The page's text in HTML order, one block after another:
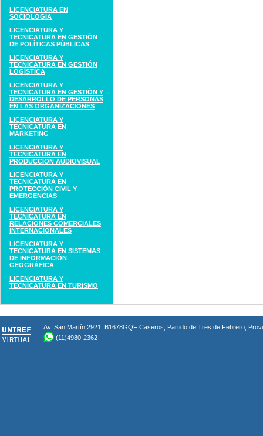
LICENCIATURA EN
SOCIOLOGÍA
LICENCIATURA Y
TECNICATURA EN GESTIÓN
DE POLÍTICAS PÚBLICAS
LICENCIATURA Y
TECNICATURA EN GESTIÓN
LOGÍSTICA
LICENCIATURA Y
TECNICATURA EN GESTIÓN Y
DESARROLLO DE PERSONAS
EN LAS ORGANIZACIONES
LICENCIATURA Y
TECNICATURA EN
MARKETING
LICENCIATURA Y
TECNICATURA EN
PRODUCCIÓN AUDIOVISUAL
LICENCIATURA Y
TECNICATURA EN
PROTECCIÓN CIVIL Y
EMERGENCIAS
LICENCIATURA Y
TECNICATURA EN
RELACIONES COMERCIALES
INTERNACIONALES
LICENCIATURA Y
TECNICATURA EN SISTEMAS
DE INFORMACIÓN
GEOGRÁFICA
LICENCIATURA Y
TECNICATURA EN TURISMO
Av. San Martín 2921, B1678GQF Caseros, Partido de Tres de Febrero,
(11)4980-2362